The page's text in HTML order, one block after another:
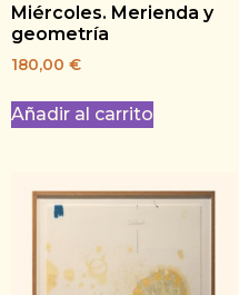
Miércoles. Merienda y
geometría
180,00 €
Añadir al carrito